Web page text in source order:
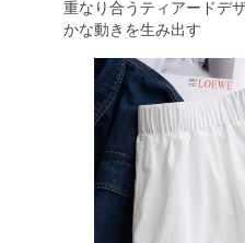
重なり合うティアードデ
かな動きを生み出す